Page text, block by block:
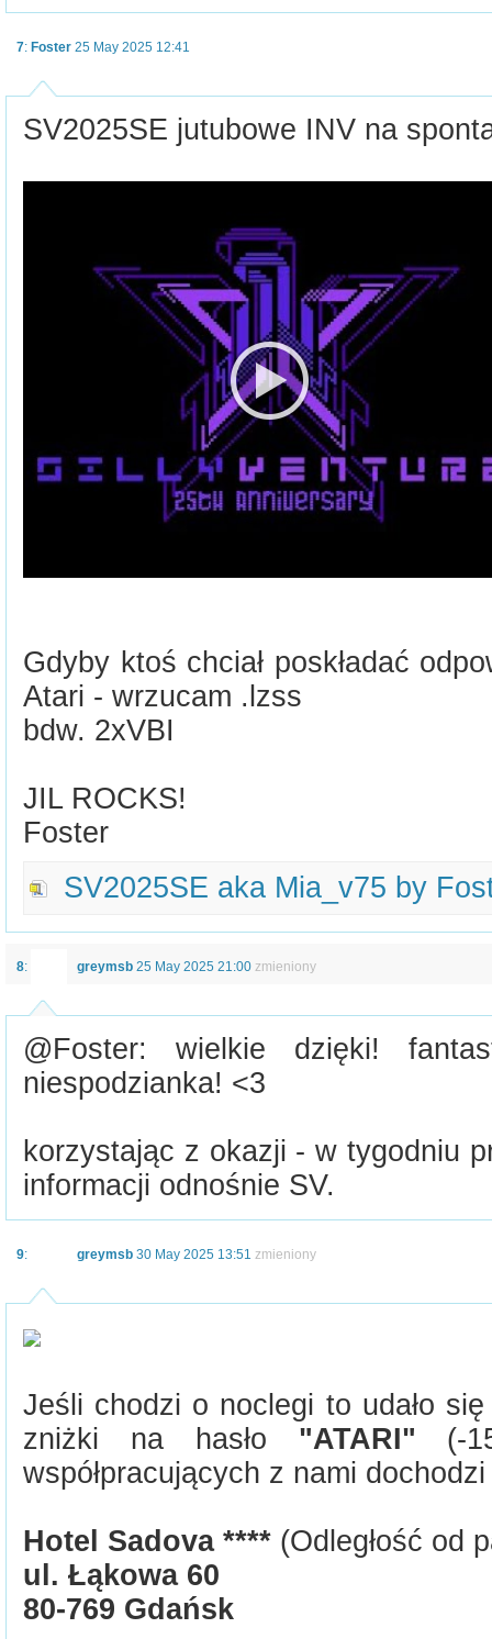
7: Foster 25 May 2025 12:41
SV2025SE jutubowe INV na
Gdyby ktoś chciał poskładać
Atari - wrzucam .lzss
bdw. 2xVBI
JIL ROCKS!
Foster
SV2025SE aka Mia_v75 by
8: greymsb 25 May 2025 21:00 zmieniony
@Foster: wielkie dzięki!
niespodzianka! <3
korzystając z okazji - w tygodniu
informacji odnośnie SV.
9: greymsb 30 May 2025 13:51 zmieniony
Jeśli chodzi o noclegi to udało
zniżki na hasło "ATARI" (-
współpracujących z nami
Hotel Sadova **** (Odległość od
ul. Łąkowa 60
80-769 Gdańsk